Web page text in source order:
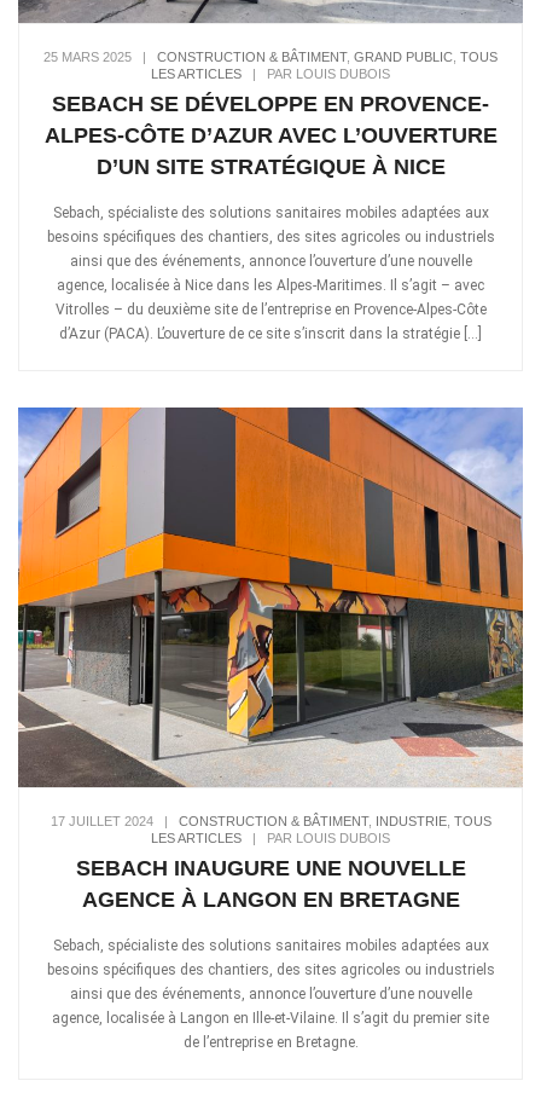
25 MARS 2025 | CONSTRUCTION & BÂTIMENT, GRAND PUBLIC TOUS
LES ARTICLES | PAR LOUIS DUBOIS
SEBACH SE DÉVELOPPE EN PROVENCE-
ALPES-CÔTE D’AZUR AVEC L’OUVERTURE
D’UN SITE STRATÉGIQUE À NICE
Sebach, spécialiste des solutions sanitaires mobiles adaptées aux
besoins spécifiques des chantiers, des sites agricoles ou industriels
ainsi que des événements, annonce l’ouverture d’une nouvelle
agence, localisée à Nice dans les Alpes-Maritimes. Il s’agit – avec
Vitrolles – du deuxième site de l’entreprise en Provence-Alpes-Côte
d’Azur (PACA). L’ouverture de ce site s’inscrit dans la stratégie […]
17 JUILLET 2024| CONSTRUCTION & BÂTIMENT, INDUSTRIE, TOUS
LES ARTICLES | PAR LOUIS DUBOIS
SEBACH INAUGURE UNE NOUVELLE
AGENCE À LANGON EN BRETAGNE
Sebach, spécialiste des solutions sanitaires mobiles adaptées aux
besoins spécifiques des chantiers, des sites agricoles ou industriels
ainsi que des événements, annonce l’ouverture d’une nouvelle
agence, localisée à Langon en Ille-et-Vilaine. Il s’agit du premier site
de l’entreprise en Bretagne.